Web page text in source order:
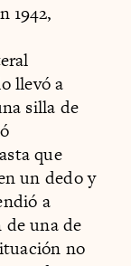
1942,
llevó a
silla de
que
un dedo y
a
una de
no